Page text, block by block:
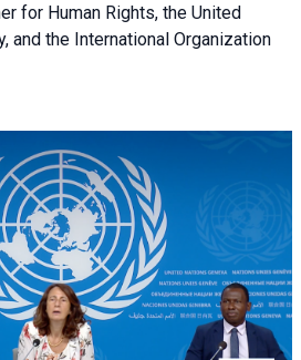
for Human Rights, the United
and the International Organization